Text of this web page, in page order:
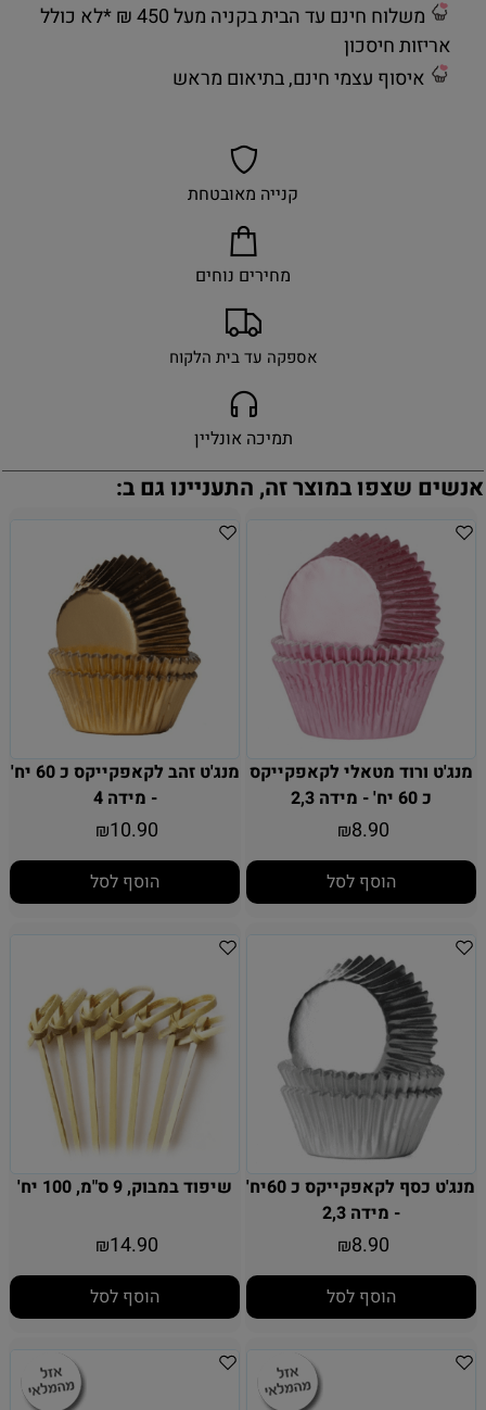
משלוח חינם עד הבית בקניה מעל 450 ₪ *לא כולל
אריזות חיסכון
איסוף עצמי חינם, בתיאום מראש
קנייה מאובטחת
מחירים נוחים
אספקה עד בית הלקוח
תמיכה אונליין
אנשים שצפו במוצר זה, התעניינו גם ב:
מנג'ט ורוד מטאלי לקאפקייקס
כ 60 יח' - מידה 2,3
₪8.90
הוסף לסל
מנג'ט זהב לקאפקייקס כ 60 יח'
- מידה 4
₪10.90
הוסף לסל
מנג'ט כסף לקאפקייקס כ 60יח'
- מידה 2,3
₪8.90
הוסף לסל
שיפוד במבוק, 9 ס"מ, 100 יח'
₪14.90
הוסף לסל